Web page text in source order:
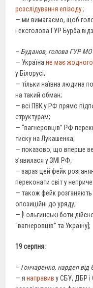
розслідування епізоду;
— ми вимагаємо, щоб
і ексголова ГУР Бурба
– Буданов, голова ГУР МО
— Українане має
у Білорусі;
— тільки наївна людина
на такий обман;
— всі ПВК у РФ прямо
структурам;
— “вагнеровців” РФ
тиску на Лукашенка;
— показово, що вперше
з’явилася у ЗМІ РФ;
— зараз цей фейк
переконати світ у
— також фейк розганяють
опозиційні до уряду;
— [! ольгинські боти
“вагнеровців” та Україну];
19 серпня:
– Гончаренко, нардеп від
— янаправиву СБУ, ДБР і